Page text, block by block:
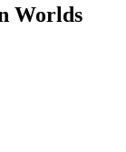
Worlds